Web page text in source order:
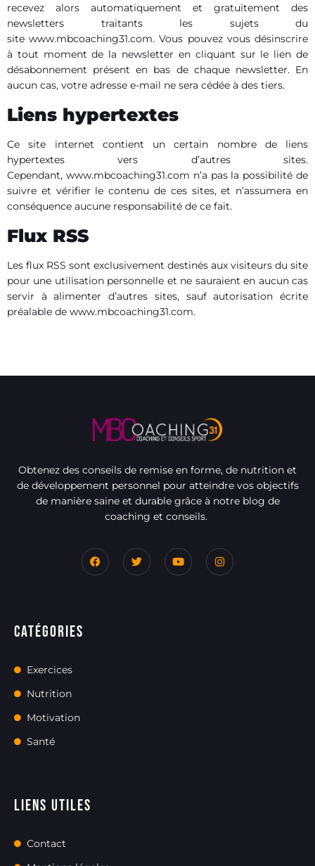
recevez alors automatiquement et gratuitement des
newsletters traitants les sujets du
site www.mbcoaching31.com. Vous pouvez vous désinscrire
à tout moment de la newsletter en cliquant sur le lien de
désabonnement présent en bas de chaque newsletter. En
aucun cas, votre adresse e-mail ne sera cédée à des tiers.
Liens hypertextes
Ce site internet contient un certain nombre de liens
hypertextes vers d’autres sites.
Cependant, www.mbcoaching31.com n’a pas la possibilité de
suivre et vérifier le contenu de ces sites, et n’assumera en
conséquence aucune responsabilité de ce fait.
Flux RSS
Les flux RSS sont exclusivement destinés aux visiteurs du site
pour une utilisation personnelle et ne sauraient en aucun cas
servir à alimenter d’autres sites, sauf autorisation écrite
préalable de www.mbcoaching31.com.
Obtenez des conseils de remise en forme, de nutrition et
de développement personnel pour atteindre vos objectifs
de manière saine et durable grâce à notre blog de
coaching et conseils.
Catégories
Exercices
Nutrition
Motivation
Santé
Liens utiles
Contact